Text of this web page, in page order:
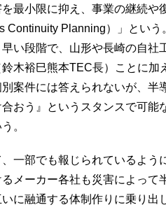
最小限に抑え、事業の継続や
Continuity Planning）」とい
い段階で、山形や長崎の自社
木裕巳熊本TEC長）ことに加
案件には答えられないが、半
おう』というスタンスで可能
。
一部でも報じられているよう
メーカー各社も災害によって
に融通する体制作りに乗り出